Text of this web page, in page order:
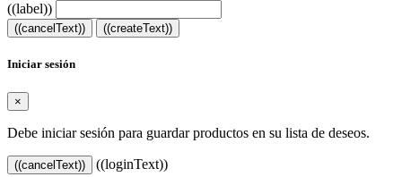
((label))
((cancelText)) ((createText))
Iniciar sesión
×
Debe iniciar sesión para guardar productos en su lista de deseos.
((cancelText)) ((loginText))